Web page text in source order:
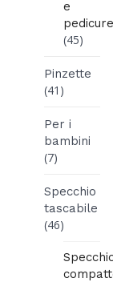
e
pedicure
(45)
Pinzette
(41)
Per i
bambini
(7)
Specchio
tascabile
(46)